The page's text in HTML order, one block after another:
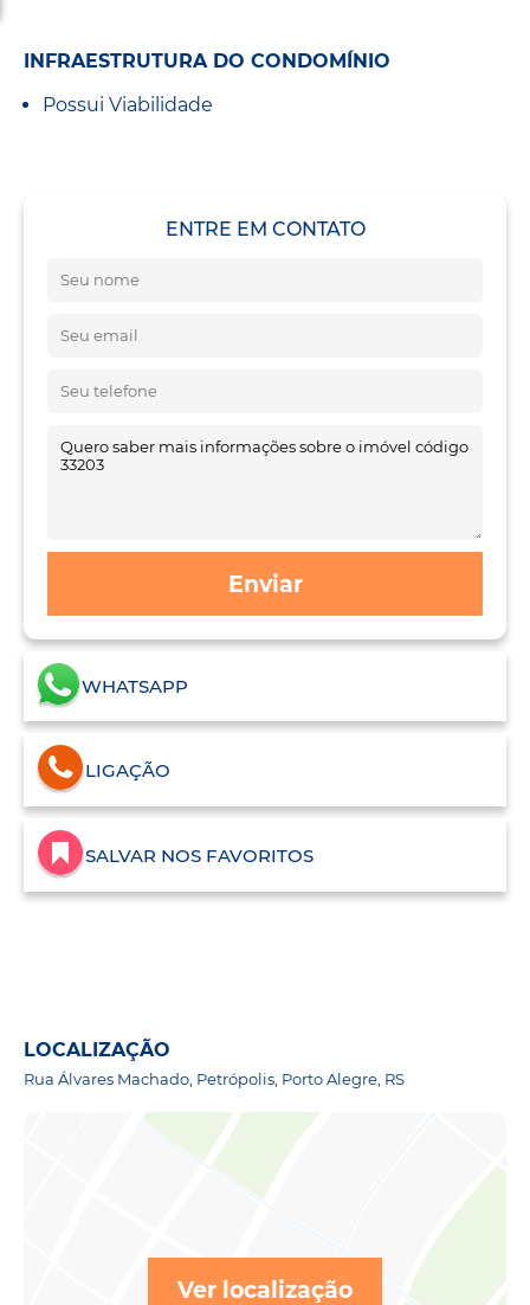
INFRAESTRUTURA DO CONDOMÍNIO
Possui Viabilidade
ENTRE EM CONTATO
Enviar
WHATSAPP
LIGAÇÃO
SALVAR NOS FAVORITOS
LOCALIZAÇÃO
Rua Álvares Machado, Petrópolis, Porto Alegre, RS
Ver localização